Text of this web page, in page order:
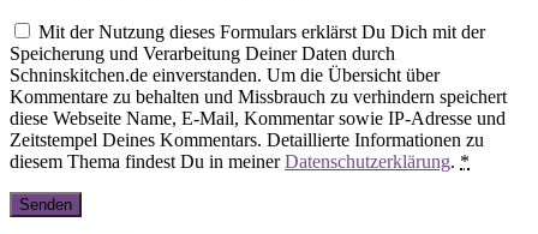
Mit der Nutzung dieses Formulars erklärst Du Dich mit der
Speicherung und Verarbeitung Deiner Daten durch
Schninskitchen.de einverstanden. Um die Übersicht über
Kommentare zu behalten und Missbrauch zu verhindern speichert
diese Webseite Name, E-Mail, Kommentar sowie IP-Adresse und
Zeitstempel Deines Kommentars. Detaillierte Informationen zu
diesem Thema findest Du in meinerDatenschutzerklärung. *